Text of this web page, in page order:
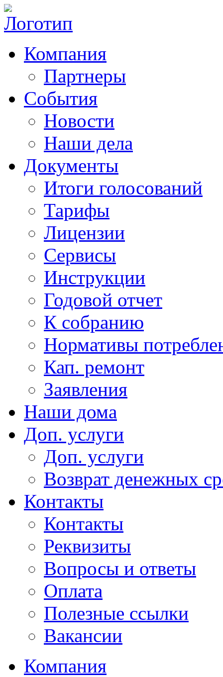
Компания
Партнеры
События
Новости
Наши дела
Документы
Итоги голосований
Тарифы
Лицензии
Сервисы
Инструкции
Годовой отчет
К собранию
Нормативы
Кап. ремонт
Заявления
Наши дома
Доп. услуги
Доп. услуги
Возврат денежных
Контакты
Контакты
Реквизиты
Вопросы и ответы
Оплата
Полезные ссылки
Вакансии
Компания